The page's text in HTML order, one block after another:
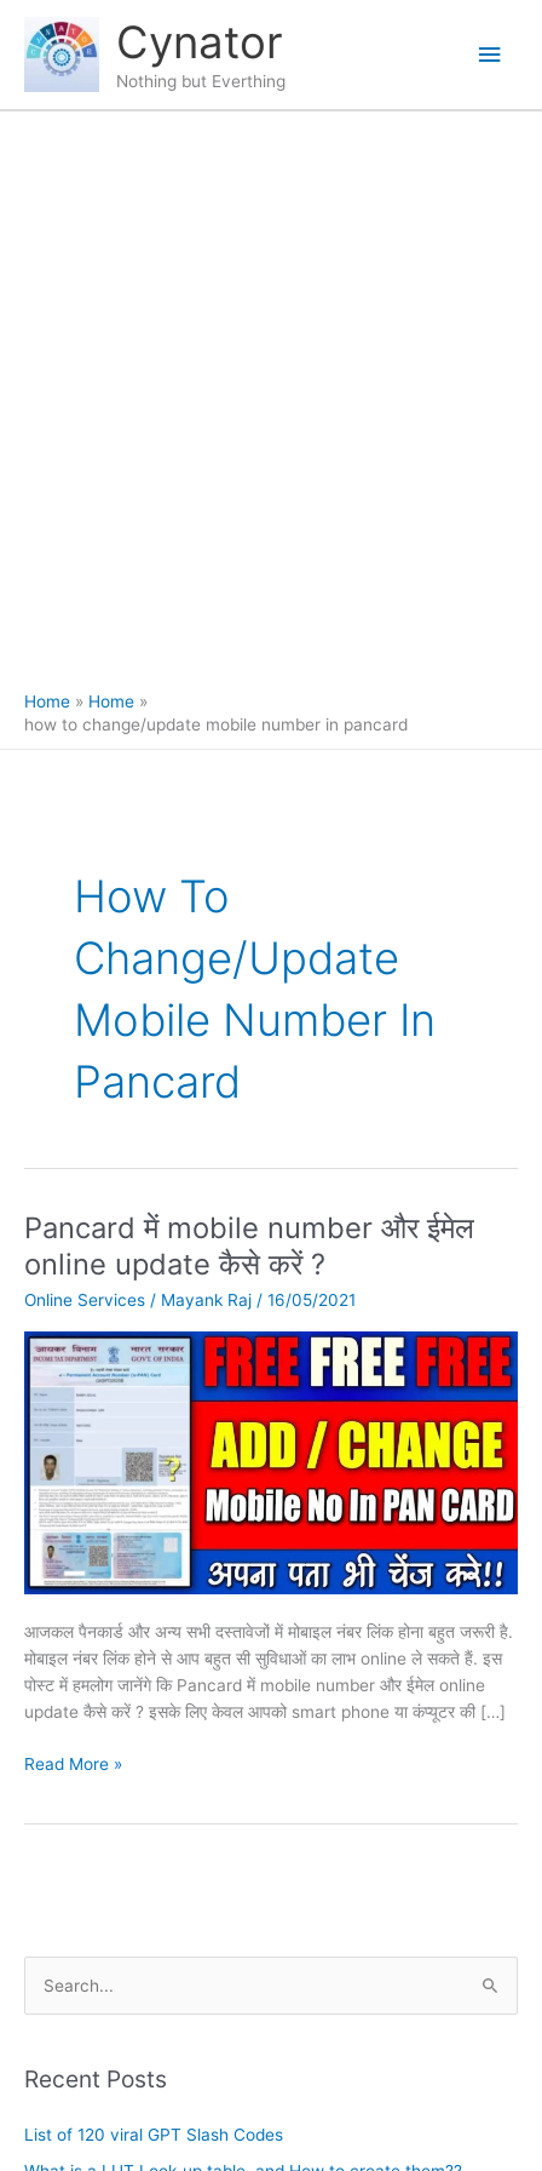
content
content
Cynator
Nothing but Everthing
Home
Home
how to change/update mobile number in pancard
How To
Change/update
Mobile Number In
Pancard
Pancard में mobile number और ईमेल
online update कैसे करें ?
Online Services / Mayank Raj / 16/05/2021
आजकल पैनकार्ड और अन्य सभी दस्तावेजों में मोबाइल नंबर लिंक होना बहुत जरूरी है.
मोबाइल नंबर लिंक होने से आप बहुत सी सुविधाओं का लाभ online ले सकते हैं. इस
पोस्ट में हमलोग जानेंगे कि Pancard में mobile number और ईमेल online
update कैसे करें ? इसके लिए केवल आपको smart phone या कंप्यूटर की […]
Pancard
mobile
number
और
ईमेल
online
update
कैसे
?
Read More »
rRecent Posts
List of 120 viral GPT Slash Codes
h
v